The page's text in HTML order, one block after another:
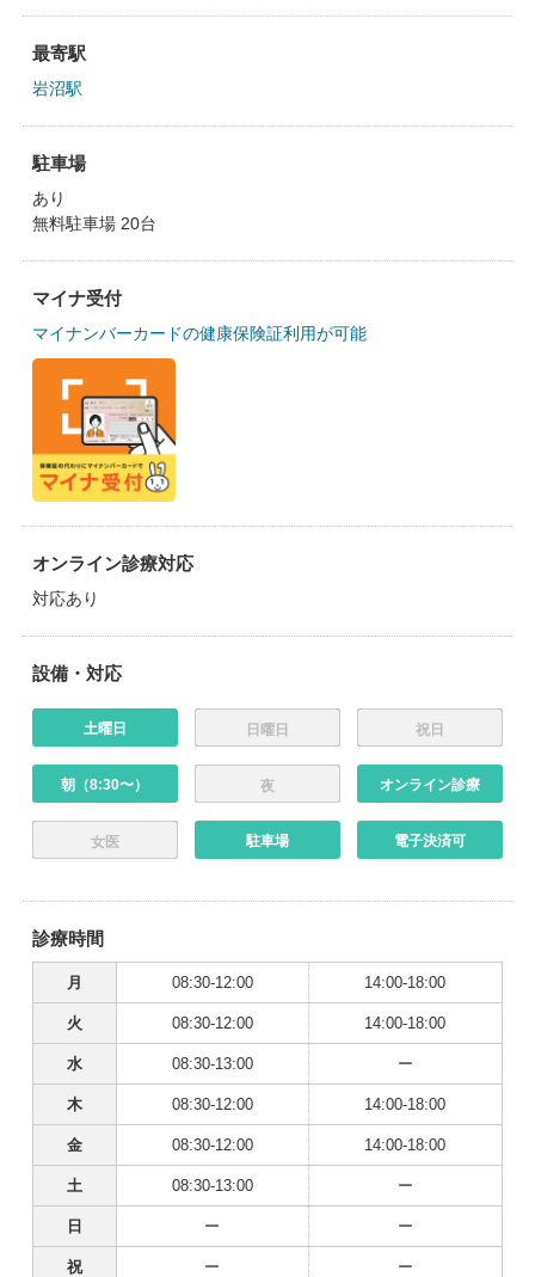
最寄駅
岩沼駅
駐車場
あり
無料駐車場 20台
マイナ受付
マイナンバーカードの健康保険証利用が可能
オンライン診療対応
対応あり
設備・対応
土曜日 日曜日 祝日
朝（8:30〜） 夜 オンライン診療
女医 駐車場 電子決済可
診療時間
月 08:30-12:00 14:00-18:00
火 08:30-12:00 14:00-18:00
水 08:30-13:00 ー
木 08:30-12:00 14:00-18:00
金 08:30-12:00 14:00-18:00
土 08:30-13:00 ー
日 ー ー
祝 ー ー